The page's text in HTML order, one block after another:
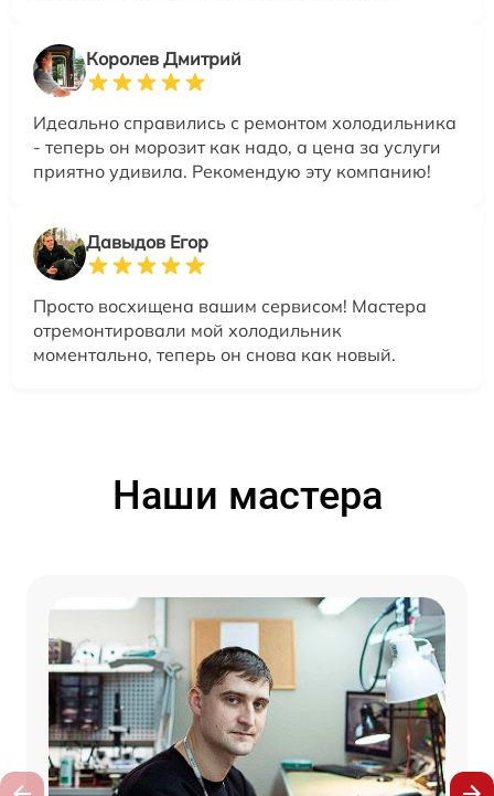
Королев Дмитрий
Идеально справились с ремонтом холодильника
- теперь он морозит как надо, а цена за услуги
приятно удивила. Рекомендую эту компанию!
Давыдов Егор
Просто восхищена вашим сервисом! Мастера
отремонтировали мой холодильник
моментально, теперь он снова как новый.
Наши мастера